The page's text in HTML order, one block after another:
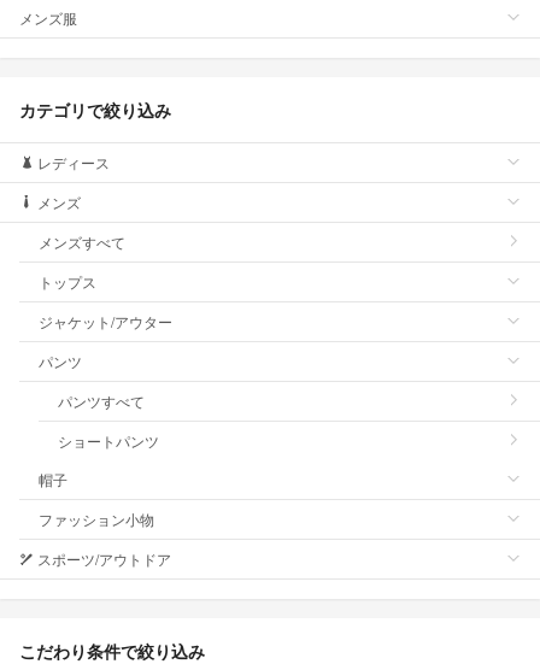
メンズ服
カテゴリで絞り込み
レディース
メンズ
メンズすべて
トップス
ジャケット/アウター
パンツ
パンツすべて
ショートパンツ
帽子
ファッション小物
スポーツ/アウトドア
こだわり条件で絞り込み